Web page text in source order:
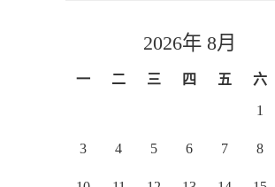
2026年 8月
一 二 三 四 五 六
1
3 4 5 6 7 8